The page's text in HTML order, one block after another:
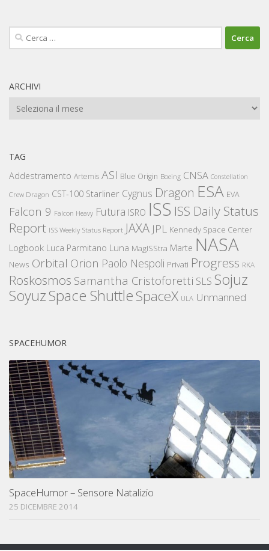
Ricerca
per:
ARCHIVI
Archivi
TAG
Addestramento Artemis ASI Blue Origin Boeing CNSA Constellation
Crew Dragon CST-100 Starliner Cygnus Dragon ESA EVA
Falcon 9 Falcon Heavy Futura ISRO ISS ISS Daily Status
Report ISS Weekly Status Report JAXA JPL Kennedy Space Center
Logbook Luca Parmitano Luna MagISStra Marte NASA
News Orbital Orion Paolo Nespoli Privati Progress RKA
Roskosmos Samantha Cristoforetti SLS Sojuz
SoyuzSpace ShuttleSpaceX ULA Unmanned
SPACEHUMOR
SpaceHumor – Sensore Natalizio
25 DICEMBRE 2014